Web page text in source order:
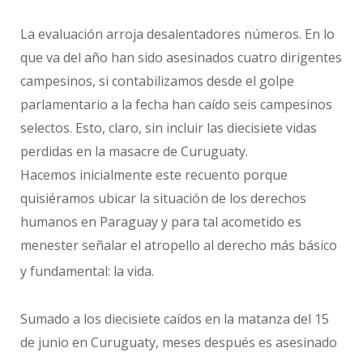
La evaluación arroja desalentadores números. En lo
que va del año han sido asesinados cuatro dirigentes
campesinos, si contabilizamos desde el golpe
parlamentario a la fecha han caído seis campesinos
selectos. Esto, claro, sin incluir las diecisiete vidas
perdidas en la masacre de Curuguaty.
Hacemos inicialmente este recuento porque
quisiéramos ubicar la situación de los derechos
humanos en Paraguay y para tal acometido es
menester señalar el atropello al derecho más básico
y fundamental: la vida.
Sumado a los diecisiete caídos en la matanza del 15
de junio en Curuguaty, meses después es asesinado